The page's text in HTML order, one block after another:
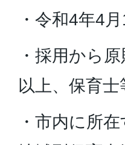
・令和4年4
・採用から
以上、保育
・市内に所